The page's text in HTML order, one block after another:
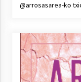
@arrosasarea-ko